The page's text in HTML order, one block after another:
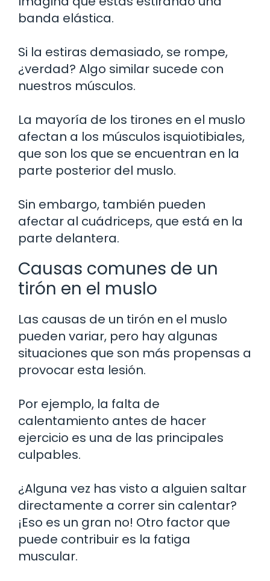
banda elástica.
Si la estiras demasiado, se rompe,
¿verdad? Algo similar sucede con
nuestros músculos.
La mayoría de los tirones en el muslo
afectan a los músculos isquiotibiales,
que son los que se encuentran en la
parte posterior del muslo.
Sin embargo, también pueden
afectar al cuádriceps, que está en la
parte delantera.
Causas comunes de un
tirón en el muslo
Las causas de un tirón en el muslo
pueden variar, pero hay algunas
situaciones que son más propensas a
provocar esta lesión.
Por ejemplo, la falta de
calentamiento antes de hacer
ejercicio es una de las principales
culpables.
¿Alguna vez has visto a alguien saltar
directamente a correr sin calentar?
¡Eso es un gran no! Otro factor que
puede contribuir es la fatiga
muscular.